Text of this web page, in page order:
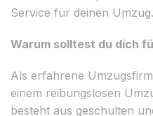
Service für deinen Umzug.
Warum solltest du dich
Als erfahrene
einem reibungslosen
besteht aus geschulten